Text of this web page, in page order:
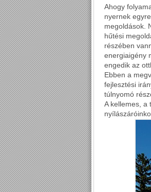
Ahogy
nyernek
megoldások.
hűtési
részében
energiaigény
engedik az
Ebben a
fejlesztési
túlnyomó
A kellemes, a